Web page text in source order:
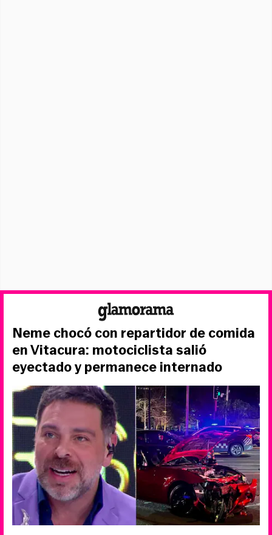
Neme chocó con repartidor de comida
en Vitacura: motociclista salió
eyectado y permanece internado